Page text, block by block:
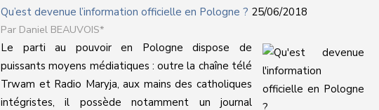
Qu’est devenue l’information officielle en Pologne ? 25/06/2018
Daniel BEAUVOIS*
Le parti au pouvoir en Pologne dispose de
puissants moyens médiatiques : outre la chaîne télé
Trwam et Radio Maryja, aux mains des catholiques
intégristes, il possède notamment un journal